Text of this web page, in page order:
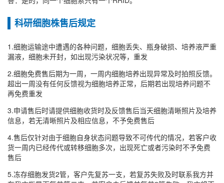
科研细胞株售后规定
1.细胞运输途中遭遇的各种问题，细胞丢失、瓶身破损、培养液严重
漏液，细胞未开封，如出现污染状况等，重发
2.细胞免费售后期为一周，一周内细胞培养出现异常及时拍照反馈。
超出一周没有任何反馈视为细胞培养正常，后期若出现培养问题不
再免费重发
3.申请售后时请提供细胞收货时及反馈售后当天细胞清晰照片及培养
信息，若无清晰照片及相应信息，不予免费售后
4.售后仅针对由于细胞自身状态问题导致不可传代的情况，若客户收
货一周内已经传代或转移细胞多次，出现死亡或者污染时不予免费
售后
5.冻存细胞发货2管，客户先复苏一支，若复苏失败及时联系我方并